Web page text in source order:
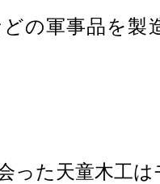
の軍事品を製
った天童木工